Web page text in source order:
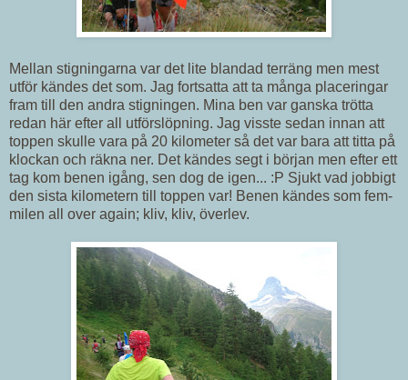
Mellan stigningarna var det lite blandad terräng men mest
utför kändes det som. Jag fortsatta att ta många placeringar
fram till den andra stigningen. Mina ben var ganska trötta
redan här efter all utförslöpning. Jag visste sedan innan att
toppen skulle vara på 20 kilometer så det var bara att titta på
klockan och räkna ner. Det kändes segt i början men efter ett
tag kom benen igång, sen dog de igen... :P Sjukt vad jobbigt
den sista kilometern till toppen var! Benen kändes som fem-
milen all over again; kliv, kliv, överlev.